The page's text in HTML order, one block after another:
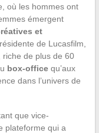
où les hommes ont
émergent
et
de Lucasfilm,
riche de plus de 60
box-officequ’aux
dans l’univers de
que vice-
plateforme qui a